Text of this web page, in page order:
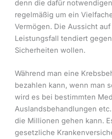
denn die dafür
regelmäßig um ein
Vermögen. Die Aussicht
Leistungsfall tendiert
Sicherheiten wollen.
Während man eine
bezahlen kann, wenn man
wird es bei bestimmten
Auslandsbehandlungen
die Millionen gehen kann.
gesetzliche